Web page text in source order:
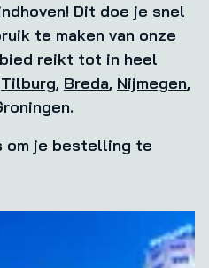
Dit doe je snel
te maken van onze
reikt tot in heel
Tilburg, Breda, Nijmegen,
.
om je bestelling te